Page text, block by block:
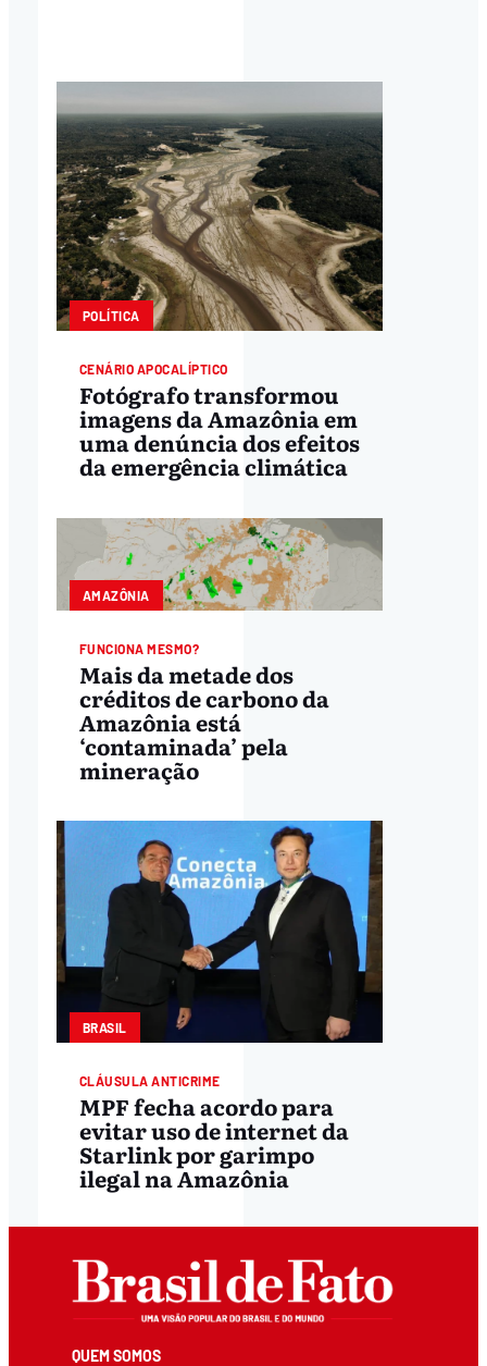
POLÍTICA
CENÁRIO APOCALÍPTICO
Fotógrafo transformou
imagens da Amazônia em
uma denúncia dos efeitos
da emergência climática
AMAZÔNIA
FUNCIONA MESMO?
Mais da metade dos
créditos de carbono da
Amazônia está
‘contaminada’ pela
mineração
BRASIL
CLÁUSULA ANTICRIME
MPF fecha acordo para
evitar uso de internet da
Starlink por garimpo
ilegal na Amazônia
QUEM SOMOS